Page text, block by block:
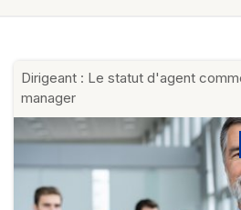
Dirigeant : Le statut d'agent
manager